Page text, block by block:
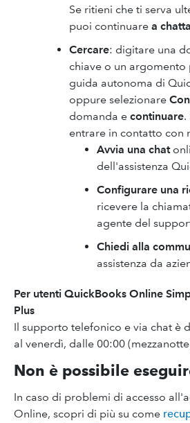
Se ritieni che ti serva
puoi continuare a
Cercare: digitare una
chiave o un
guida autonoma di
oppure selezionare
domanda e continuare.
entrare in contatto con
Avvia una chat
dell'assistenza
Configurare una
ricevere la
agente del
Chiedi alla
assistenza da
Per utenti QuickBooks Online
Plus
Il supporto telefonico e via chat è
al venerdì, dalle 00:00
Non è possibile
In caso di problemi di accesso
Online, scopri di più su come